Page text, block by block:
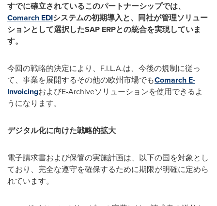
すでに確立されているこのパートナーシップでは、
Comarch EDIシステムの初期導入と、同社が管理ソリュー
ションとして選択したSAP ERPとの統合を実現していま
す。
今回の戦略的決定により、F.I.L.A.は、今後の規制に従っ
て、事業を展開するその他の欧州市場でもComarch E-
InvoicingおよびE-Archiveソリューションを使用できるよ
うになります。
デジタル化に向けた戦略的拡大
電子請求書および保管の実施計画は、以下の国を対象とし
ており、完全な遵守を確保するために期限が明確に定めら
れています。